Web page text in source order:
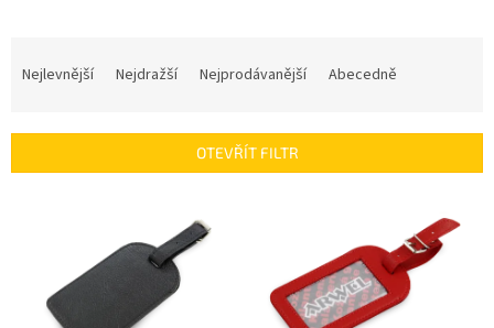
í
Nejlevnější Nejdražší Nejprodávanější Abecedně
OTEVŘÍT FILTR